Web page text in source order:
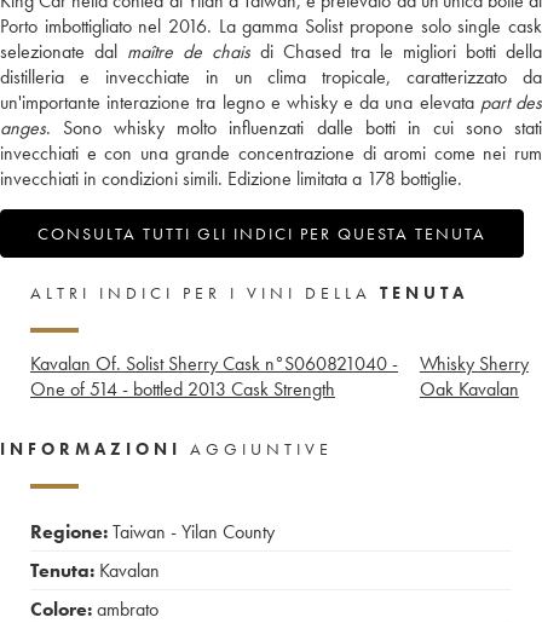
Porto imbottigliato nel 2016. La gamma Solist propone solo single cask
selezionate dal maître de chais di Chased tra le migliori botti della
distilleria e invecchiate in un clima tropicale, caratterizzato da
un'importante interazione tra legno e whisky e da una elevata part des
anges. Sono whisky molto influenzati dalle botti in cui sono stati
invecchiati e con una grande concentrazione di aromi come nei rum
invecchiati in condizioni simili. Edizione limitata a 178 bottiglie.
CONSULTA TUTTI GLI INDICI PER QUESTA TENUTA
ALTRI INDICI PER I VINI DELLA TENUTA
Kavalan Of. Solist Sherry Cask n°S060821040 -
One of 514 - bottled 2013 Cask Strength
Whisky Sherry
Oak Kavalan
INFORMAZIONI AGGIUNTIVE
Regione:Taiwan - Yilan County
Tenuta: Kavalan
Colore:ambrato